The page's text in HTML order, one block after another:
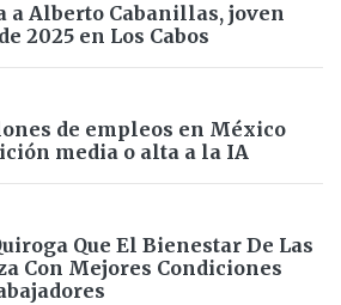
a Alberto Cabanillas, joven
2025 en Los Cabos
de empleos en México
media o alta a la IA
Que El Bienestar De Las
Con Mejores Condiciones